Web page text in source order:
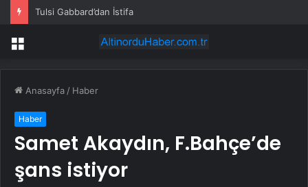
Tulsi Gabbard’dan İstifa
Menü
Anasayfa / Haber
Haber
Samet Akaydın, F.Bahçe’de
şans istiyor